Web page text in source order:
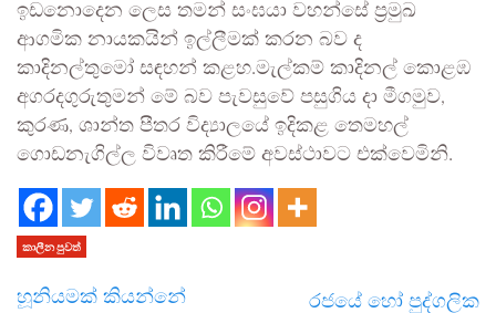
ඉඩනොදෙන ලෙස තමන් සංඝයා වහන්සේ ප්‍රමුඛ
ආගමික නායකයින් ඉල්ලීමක් කරන බව ද
කාදිනල්තුමෝ සඳහන් කළහ.මැල්කම් කාදිනල් කොළඹ
අගරදගුරුතුමන් මේ බව පැවසුවේ පසුගිය දා මීගමුව,
කුරණ, ශාන්ත පීතර විද්‍යාලයේ ඉදිකළ තෙමහල්
ගොඩනැගිල්ල විවෘත කිරීමේ අවස්ථාවට එක්වෙමිනි.
කාලීන පුවත්
හූනියමක් කියන්නේ
රජයේ හෝ පුද්ගලික